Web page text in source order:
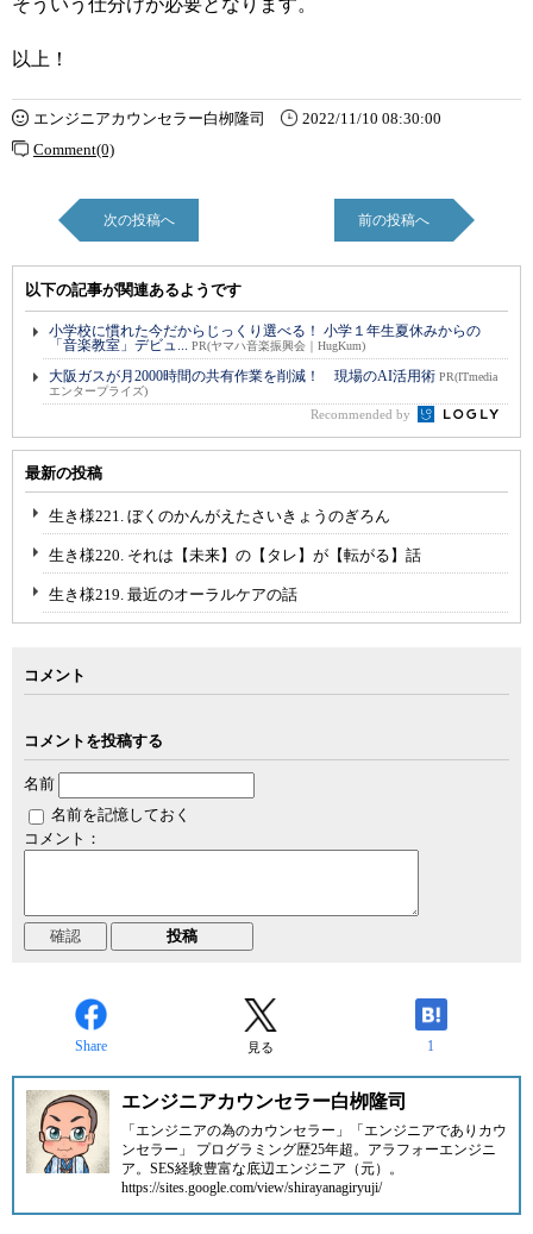
そういう仕分けが必要となります。
以上！
エンジニアカウンセラー白栁隆司
2022/11/10 08:30:00
Comment(0)
次の投稿へ 前の投稿へ
以下の記事が関連あるようです
小学校に慣れた今だからじっくり選べる！ 小学１年生夏休みからの
「音楽教室」デビュ... PR(ヤマハ音楽振興会｜HugKum)
大阪ガスが月2000時間の共有作業を削減！ 現場のAI活用術 PR(ITmedia
エンタープライズ)
Recommended by
最新の投稿
生き様221. ぼくのかんがえたさいきょうのぎろん
生き様220. それは【未来】の【タレ】が【転がる】話
生き様219. 最近のオーラルケアの話
コメント
コメントを投稿する
名前
名前を記憶しておく
コメント：
Share 見る 1
エンジニアカウンセラー白栁隆司
「エンジニアの為のカウンセラー」「エンジニアでありカウ
ンセラー」 プログラミング歴25年超。アラフォーエンジニ
ア。SES経験豊富な底辺エンジニア（元）。
https://sites.google.com/view/shirayanagiryuji/